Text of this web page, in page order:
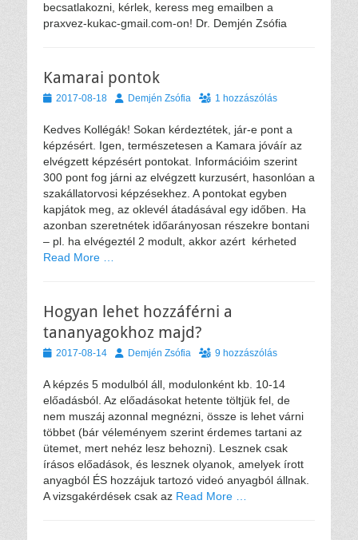
becsatlakozni, kérlek, keress meg emailben a
praxvez-kukac-gmail.com-on! Dr. Demjén Zsófia
Kamarai pontok
Közzétéve
2017-08-18 SzerzőDemjén Zsófia 1 hozzászólás
Kedves Kollégák! Sokan kérdeztétek, jár-e pont a
képzésért. Igen, természetesen a Kamara jóváír az
elvégzett képzésért pontokat. Információim szerint
300 pont fog járni az elvégzett kurzusért, hasonlóan a
szakállatorvosi képzésekhez. A pontokat egyben
kapjátok meg, az oklevél átadásával egy időben. Ha
azonban szeretnétek időarányosan részekre bontani
– pl. ha elvégeztél 2 modult, akkor azért kérheted
Read More …
Hogyan lehet hozzáférni a
tananyagokhoz majd?
Közzétéve
2017-08-14 SzerzőDemjén Zsófia 9 hozzászólás
A képzés 5 modulból áll, modulonként kb. 10-14
előadásból. Az előadásokat hetente töltjük fel, de
nem muszáj azonnal megnézni, össze is lehet várni
többet (bár véleményem szerint érdemes tartani az
ütemet, mert nehéz lesz behozni). Lesznek csak
írásos előadások, és lesznek olyanok, amelyek írott
anyagból ÉS hozzájuk tartozó videó anyagból állnak.
A vizsgakérdések csak az Read More …